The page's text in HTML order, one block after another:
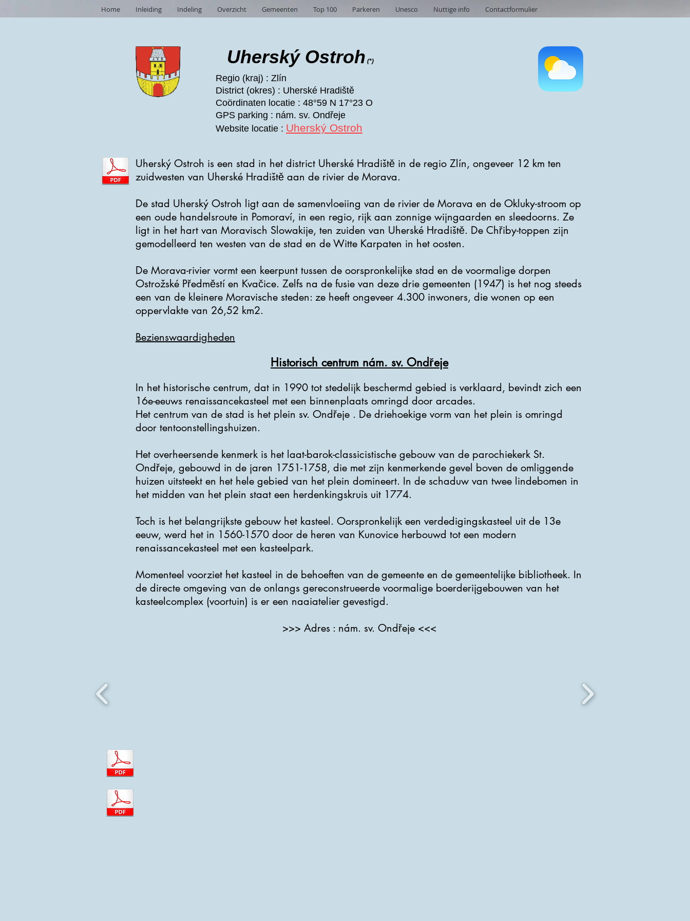
Home Inleiding Indeling Overzicht Gemeenten Top 100 Parkeren Unesco Nuttige info Contactformulier
Uherský Ostroh (*)
Regio (kraj) : Zlín
District (okres) : Uherské Hradiště
Coördinaten locatie : 48°59 N 17°23 O
GPS parking : nám. sv. Ondřeje
Website locatie : Uherský Ostroh
Uherský Ostroh is een stad in het district Uherské Hradiště in de regio Zlín, ongeveer 12 km ten
zuidwesten van Uherské Hradiště aan de rivier de Morava.
De stad Uherský Ostroh ligt aan de samenvloeiing van de rivier de Morava en de Okluky-stroom op
een oude handelsroute in Pomoraví, in een regio, rijk aan zonnige wijngaarden en sleedoorns. Ze
ligt in het hart van Moravisch Slowakije, ten zuiden van Uherské Hradiště. De Chřiby-toppen zijn
gemodelleerd ten westen van de stad en de Witte Karpaten in het oosten.
De Morava-rivier vormt een keerpunt tussen de oorspronkelijke stad en de voormalige dorpen
Ostrožské Předměstí en Kvačice. Zelfs na de fusie van deze drie gemeenten (1947) is het nog steeds
een van de kleinere Moravische steden: ze heeft ongeveer 4.300 inwoners, die wonen op een
oppervlakte van 26,52 km2.
Bezienswaardigheden
Historisch centrum nám. sv. Ondřeje
In het historische centrum, dat in 1990 tot stedelijk beschermd gebied is verklaard, bevindt zich een
16e-eeuws renaissancekasteel met een binnenplaats omringd door arcades.
Het centrum van de stad is het plein sv. Ondřeje . De driehoekige vorm van het plein is omringd
door tentoonstellingshuizen.
Het overheersende kenmerk is het laat-barok-classicistische gebouw van de parochiekerk St.
Ondřeje, gebouwd in de jaren 1751-1758, die met zijn kenmerkende gevel boven de omliggende
huizen uitsteekt en het hele gebied van het plein domineert. In de schaduw van twee lindebomen in
het midden van het plein staat een herdenkingskruis uit 1774.
Toch is het belangrijkste gebouw het kasteel. Oorspronkelijk een verdedigingskasteel uit de 13e
eeuw, werd het in 1560-1570 door de heren van Kunovice herbouwd tot een modern
renaissancekasteel met een kasteelpark.
Momenteel voorziet het kasteel in de behoeften van de gemeente en de gemeentelijke bibliotheek. In
de directe omgeving van de onlangs gereconstrueerde voormalige boerderijgebouwen van het
kasteelcomplex (voortuin) is er een naaiatelier gevestigd.
>>> Adres : nám. sv. Ondřeje <<<